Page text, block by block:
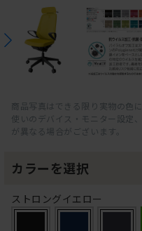
商品写真はできる限り実物の色
使いのデバイス・モニター設定
が異なる場合がございます。
カラーを選択
ストロングイエロー